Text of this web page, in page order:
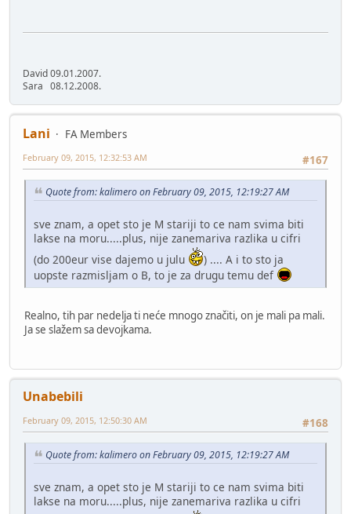
David 09.01.2007.
Sara 08.12.2008.
Lani
FA Members
#167
February 09, 2015, 12:32:53 AM
Quote from: kalimero on February 09, 2015, 12:19:27 AM
sve znam, a opet sto je M stariji to ce nam svima biti
lakse na moru.....plus, nije zanemariva razlika u cifri
(do 200eur vise dajemo u julu
) .... A i to sto ja
uopste razmisljam o B, to je za drugu temu def
Realno, tih par nedelja ti neće mnogo značiti, on je mali pa mali.
Ja se slažem sa devojkama.
Unabebili
#168
February 09, 2015, 12:50:30 AM
Quote from: kalimero on February 09, 2015, 12:19:27 AM
sve znam, a opet sto je M stariji to ce nam svima biti
lakse na moru.....plus, nije zanemariva razlika u cifri